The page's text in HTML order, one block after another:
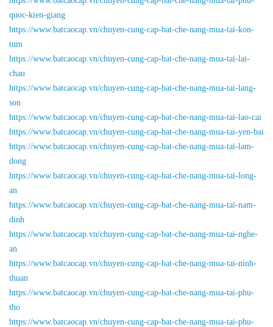
quoc-kien-giang
https://www.batcaocap.vn/chuyen-cung-cap-bat-che-nang-mua-tai-kon-
tum
https://www.batcaocap.vn/chuyen-cung-cap-bat-che-nang-mua-tai-lai-
chau
https://www.batcaocap.vn/chuyen-cung-cap-bat-che-nang-mua-tai-lang-
son
https://www.batcaocap.vn/chuyen-cung-cap-bat-che-nang-mua-tai-lao-cai
https://www.batcaocap.vn/chuyen-cung-cap-bat-che-nang-mua-tai-yen-bai
https://www.batcaocap.vn/chuyen-cung-cap-bat-che-nang-mua-tai-lam-
dong
https://www.batcaocap.vn/chuyen-cung-cap-bat-che-nang-mua-tai-long-
an
https://www.batcaocap.vn/chuyen-cung-cap-bat-che-nang-mua-tai-nam-
dinh
https://www.batcaocap.vn/chuyen-cung-cap-bat-che-nang-mua-tai-nghe-
an
https://www.batcaocap.vn/chuyen-cung-cap-bat-che-nang-mua-tai-ninh-
thuan
https://www.batcaocap.vn/chuyen-cung-cap-bat-che-nang-mua-tai-phu-
tho
https://www.batcaocap.vn/chuyen-cung-cap-bat-che-nang-mua-tai-phu-